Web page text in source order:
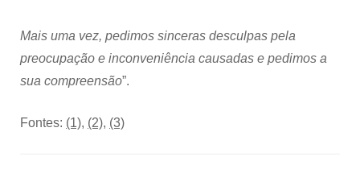
Mais uma vez, pedimos sinceras desculpas pela
preocupação e inconveniência causadas e pedimos a
sua compreensão”.
Fontes: (1), (2), (3)